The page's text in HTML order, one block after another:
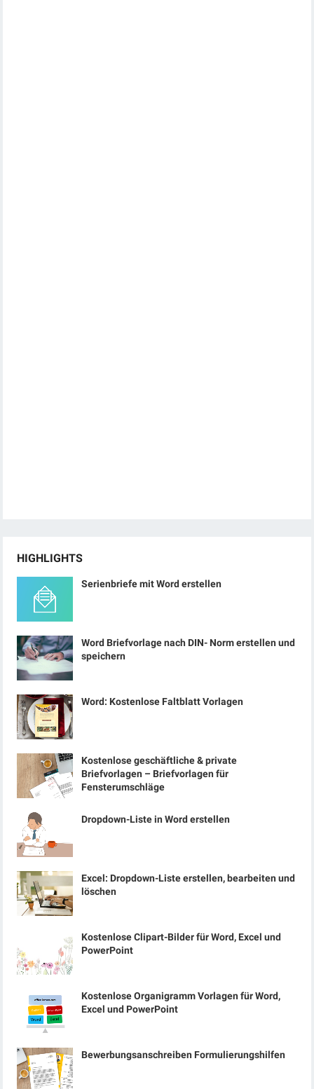
HIGHLIGHTS
Serienbriefe mit Word erstellen
Word Briefvorlage nach DIN- Norm erstellen und
speichern
Word: Kostenlose Faltblatt Vorlagen
Kostenlose geschäftliche & private
Briefvorlagen – Briefvorlagen für
Fensterumschläge
Dropdown-Liste in Word erstellen
Excel: Dropdown-Liste erstellen, bearbeiten und
löschen
Kostenlose Clipart-Bilder für Word, Excel und
PowerPoint
Kostenlose Organigramm Vorlagen für Word,
Excel und PowerPoint
Bewerbungsanschreiben Formulierungshilfen